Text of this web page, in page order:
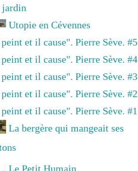
jardin
Utopie en Cévennes
et il cause". Pierre Sève. #5
et il cause". Pierre Sève. #4
et il cause". Pierre Sève. #3
et il cause". Pierre Sève. #2
et il cause". Pierre Sève. #1
La bergère qui mangeait ses
Le Petit Humain